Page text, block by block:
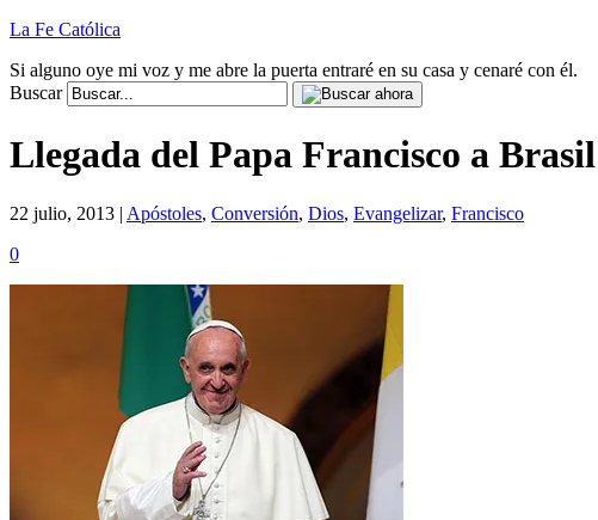
La Fe Católica
Si alguno oye mi voz y me abre la puerta entraré en su casa y cenaré con él.
Buscar
Llegada del Papa Francisco a Brasil
22 julio, 2013 | Apóstoles, Conversión, Dios, Evangelizar, Francisco
0